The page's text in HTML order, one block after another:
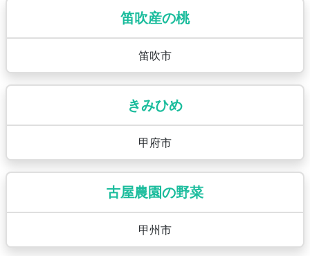
笛吹産の桃
笛吹市
きみひめ
甲府市
古屋農園の野菜
甲州市